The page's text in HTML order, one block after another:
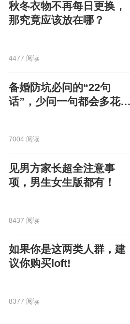
秋冬衣物不再每日更换，
那究竟应该放在哪？
4477 阅读
备婚防坑必问的“22句
话”，少问一句都会多花
7004 阅读
见男方家长超全注意事
项，男生女生版都有！
8437 阅读
如果你是这两类人群，建
议你购买loft!
8377 阅读